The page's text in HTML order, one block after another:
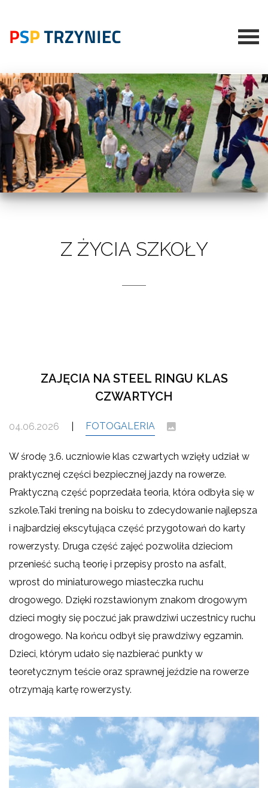
Z ŻYCIA SZKOŁY
ZAJĘCIA NA STEEL RINGU KLAS
CZWARTYCH
04.06.2026 FOTOGALERIA
W środę 3.6. uczniowie klas czwartych wzięły udział w
praktycznej części bezpiecznej jazdy na rowerze.
Praktyczną część poprzedała teoria, która odbyła się w
szkole.Taki trening na boisku to zdecydowanie najlepsza
i najbardziej ekscytująca część przygotowań do karty
rowerzysty. Druga część zajęć pozwoliła dzieciom
przenieść suchą teorię i przepisy prosto na asfalt,
wprost do miniaturowego miasteczka ruchu
drogowego. Dzięki rozstawionym znakom drogowym
dzieci mogły się poczuć jak prawdziwi uczestnicy ruchu
drogowego. Na końcu odbył się prawdziwy egzamin.
Dzieci, którym udało się nazbierać punkty w
teoretycznym teście oraz sprawnej jeździe na rowerze
otrzymają kartę rowerzysty.